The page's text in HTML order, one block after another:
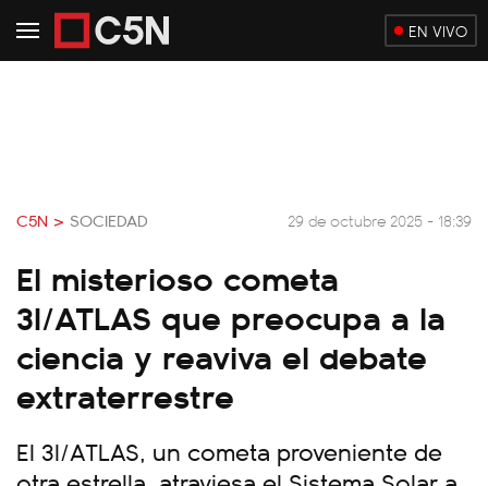
EN VIVO
C5N > SOCIEDAD 29 de octubre 2025 - 18:39
El misterioso cometa
3I/ATLAS que preocupa a la
ciencia y reaviva el debate
extraterrestre
El 3I/ATLAS, un cometa proveniente de